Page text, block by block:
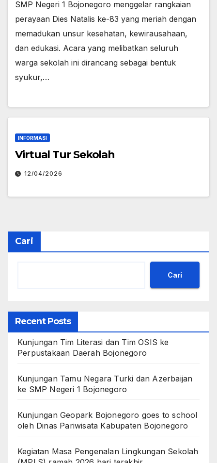
SMP Negeri 1 Bojonegoro menggelar rangkaian
perayaan Dies Natalis ke-83 yang meriah dengan
memadukan unsur kesehatan, kewirausahaan,
dan edukasi. Acara yang melibatkan seluruh
warga sekolah ini dirancang sebagai bentuk
syukur,…
INFORMASI
Virtual Tur Sekolah
12/04/2026
Cari
Cari
Recent Posts
Kunjungan Tim Literasi dan Tim OSIS ke
Perpustakaan Daerah Bojonegoro
Kunjungan Tamu Negara Turki dan Azerbaijan
ke SMP Negeri 1 Bojonegoro
Kunjungan Geopark Bojonegoro goes to school
oleh Dinas Pariwisata Kabupaten Bojonegoro
Kegiatan Masa Pengenalan Lingkungan Sekolah